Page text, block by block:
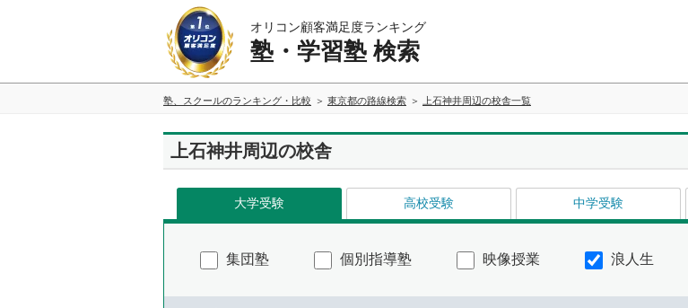
オリコン顧客満足度ランキング
塾・学習塾 検索
塾、スクールのランキング・比較 東京都の路線検索 上石神井周辺の校舎一覧
上石神井周辺の校舎
大学受験 高校受験 中学受験
集団塾 個別指導塾 映像授業 浪人生